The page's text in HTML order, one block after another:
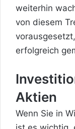
weiterhin
von diesem
erfolgreich
Aktien
Wenn Sie in